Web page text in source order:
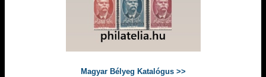
Magyar Bélyeg Katalógus >>